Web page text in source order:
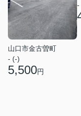
山口市金古曽町
- (-)
5,500円
-